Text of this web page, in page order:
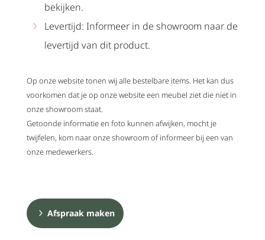
bekijken.
Levertijd: Informeer in de showroom naar de
levertijd van dit product.
Op onze website tonen wij alle bestelbare items. Het kan dus
voorkomen dat je op onze website een meubel ziet die niet in
onze showroom staat.
Getoonde informatie en foto kunnen afwijken, mocht je
twijfelen, kom naar onze showroom of informeer bij een van
onze medewerkers.
Afspraak maken